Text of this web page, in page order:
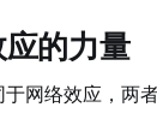
的力量
网络效应，两